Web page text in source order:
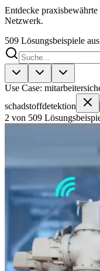
Entdecke
Netzwerk.
509 Lösungsbeispiele
Use Case:
schadstoffdetektion
2 von 509